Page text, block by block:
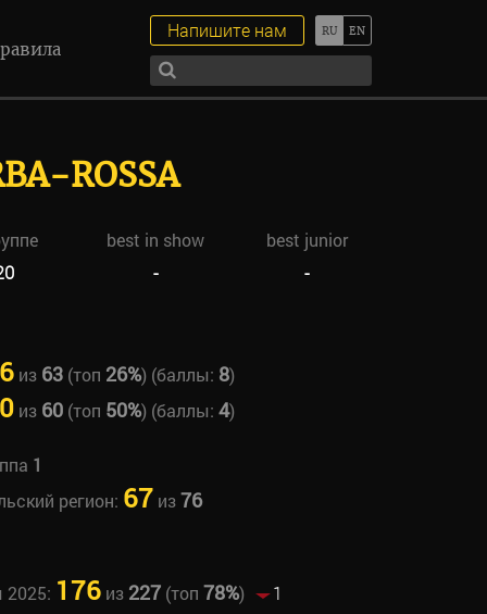
Напишите нам
ROSSA
best in show
best junior
- -
из 63(топ 26%) (баллы: 8)
из 60(топ 50%) (баллы: 4)
1
регион: 67 из76
2025: 176из 227(топ 78%)
1